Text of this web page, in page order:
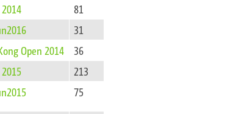
81
31
Open 2014
36
213
75